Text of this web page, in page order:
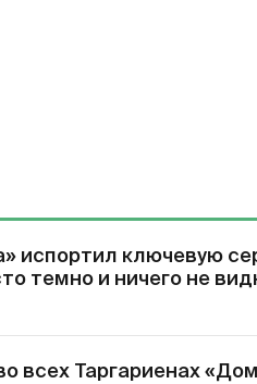
испортил ключевую
темно и ничего не
всех Таргариенах